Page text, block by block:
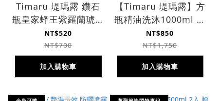
Timaru 堤瑪露 鑽石
瓶皇家蜂王紫羅蘭琥珀
沐浴 2入組
NT$520
NT$700
加入購物車
【Timaru 堤瑪露】方
瓶精油洗沐1000ml 任
3入 贈 NR 抗菌防蟎
Plus+濃縮洗衣膠囊
(10G*20顆)
NT$850
NT$1,750
加入購物車